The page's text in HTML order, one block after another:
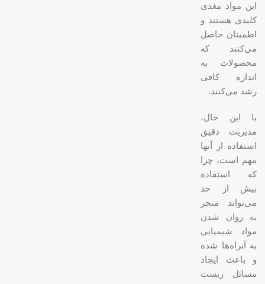
این مواد مغذی
کلیدی هستند و
اطمینان حاصل
می‌کنند که
محصولات به
اندازه کافی
رشد می‌کنند.
با این حال،
مدیریت دقیق
استفاده از آنها
مهم است، چرا
که استفاده
بیش از حد
می‌تواند منجر
به روان شدن
مواد شیمیایی
به آبراه‌ها شده
و باعث ایجاد
مسائل زیست